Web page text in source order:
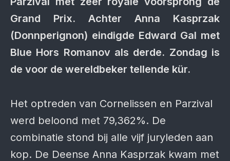
Grand Prix. Achter Anna Kasprzak
(Donnperignon) eindigde Edward Gal met
Blue Hors Romanov als derde. Zondag is
de voor de wereldbeker tellende kür.
Het optreden van Cornelissen en Parzival
werd beloond met 79,362%. De
combinatie stond bij alle vijf juryleden aan
kop. De Deense Anna Kasprzak kwam met